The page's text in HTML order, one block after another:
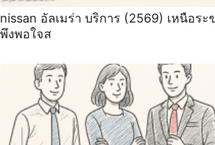
nissan อัลเมร่า บริการ (2569) เหนือระ
พึงพอใจส